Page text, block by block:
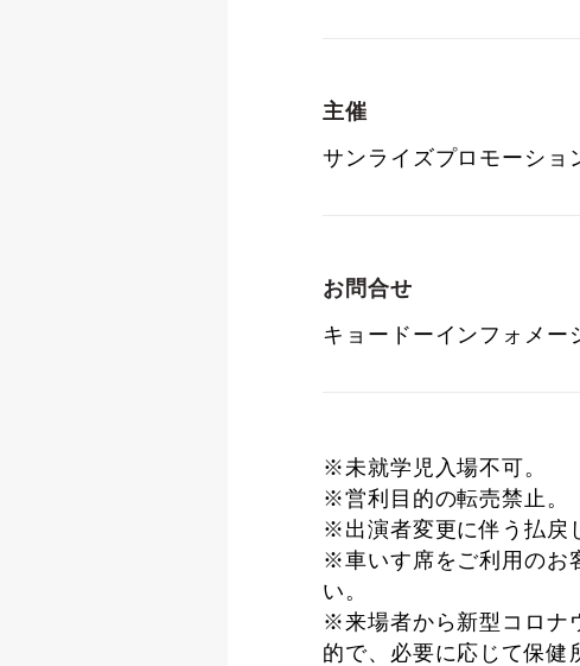
主催
サンライズプロモーショ
お問合せ
キョードーインフォメー
※未就学児入場不可。
※営利目的の転売禁止。
※出演者変更に伴う払戻
※車いす席をご利用のお
い。
※来場者から新型コロナ
的で、必要に応じて保健